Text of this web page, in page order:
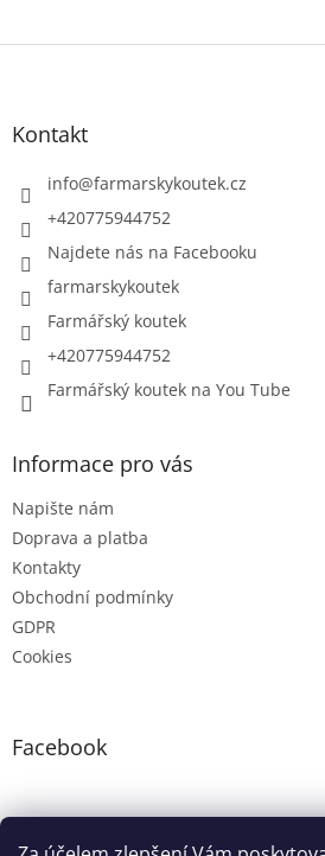
Z
Kontakt
info@farmarskykoutek.cz
+420775944752
Najdete nás na Facebooku
farmarskykoutek
Farmářský koutek
+420775944752
Farmářský koutek na You Tube
Informace pro vás
Napište nám
Doprava a platba
Kontakty
Obchodní podmínky
GDPR
Cookies
Facebook